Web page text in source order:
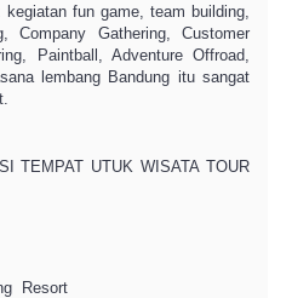
fun game, team building,
Company Gathering, Customer
Paintball, Adventure Offroad,
lembang Bandung itu sangat
TEMPAT UTUK WISATA TOUR
Resort